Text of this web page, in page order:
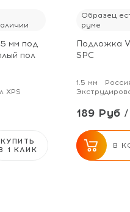
мм под
пол
XPS
КУПИТЬ
1 КЛИК
Образец
руме
Подложка
SPC
1.5 мм
189 Руб /
В